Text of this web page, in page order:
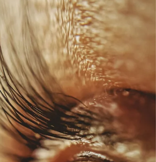
Izvor: atma.hr “Tony” Robbins je američki
psihoterapeut, pisac, motivacijski govornik,
autoritet psihologije vodstva, pregovora i
organizacijskih promjena. On je čovjek koji je
prevladao sve svoje granice – od siromaštva u
kojem je odrastao, i do tumora na mozgu,
povezanog s nekontroliranim hormonom
zb